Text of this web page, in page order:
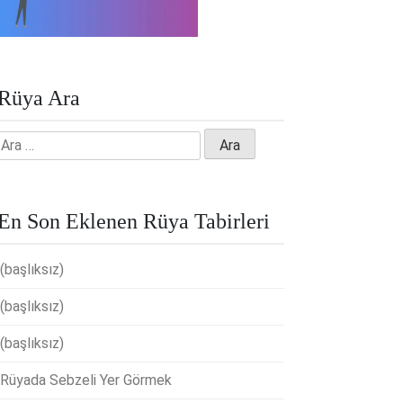
Ara
Son Eklenen Rüya Tabirleri
(başlıksız)
(başlıksız)
(başlıksız)
Rüyada Sebzeli Yer Görmek